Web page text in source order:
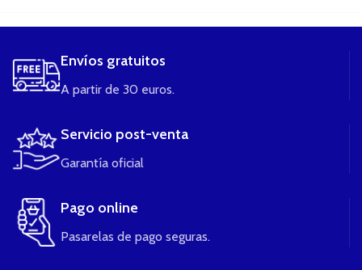
Envíos gratuitos
A partir de 30 euros.
Servicio post-venta
Garantía oficial
Pago online
Pasarelas de pago seguras.